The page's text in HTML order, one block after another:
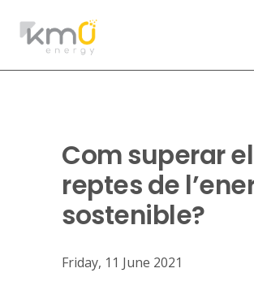
Com superar
reptes de
sostenible?
Friday, 11 June 2021